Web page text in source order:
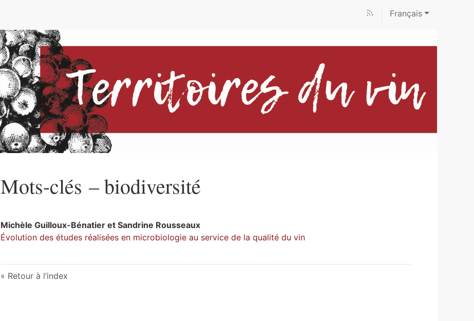
Français
Mots-clés – biodiversité
Michèle Guilloux-Bénatier et Sandrine Rousseaux
Évolution des études réalisées en microbiologie au service de la qualité du vin
Retour à l’index